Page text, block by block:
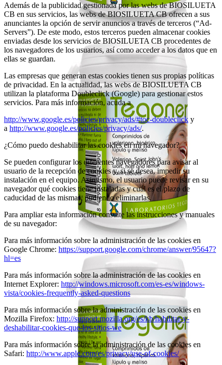
Además de la publicidad gestionada por las webs de BIOSILUETA
CB en sus servicios, las webs de BIOSILUETA CB ofrecen a sus
anunciantes la opción de servir anuncios a través de terceros (“Ad-
Servers”). De este modo, estos terceros pueden almacenar cookies
enviadas desde los servicios de BIOSILUETA CB procedentes de
los navegadores de los usuarios, así como acceder a los datos que en
ellas se guardan.
Las empresas que generan estas cookies tienen sus propias políticas
de privacidad. En la actualidad, las webs de BIOSILUETA CB
utilizan la plataforma Doubleclick (Google) para gestionar estos
servicios. Para más información, acuda a
http://www.google.es/policies/privacy/ads/#toc-doubleclick y
a http://www.google.es/policies/privacy/ads/.
¿Cómo puedo deshabilitar las cookies en mi navegador?
Se pueden configurar los diferentes navegadores para avisar al
usuario de la recepción de cookies y, si se desea, impedir su
instalación en el equipo. Asimismo, el usuario puede revisar en su
navegador qué cookies tiene instaladas y cuál es el plazo de
caducidad de las mismas, pudiendo eliminarlas.
Para ampliar esta información consulte las instrucciones y manuales
de su navegador:
Para más información sobre la administración de las cookies en
Google Chrome: https://support.google.com/chrome/answer/95647?
hl=es
Para más información sobre la administración de las cookies en
Internet Explorer: http://windows.microsoft.com/es-es/windows-
vista/cookies-frequently-asked-questions
Para más información sobre la administración de las cookies en
Mozilla Firefox: http://support.mozilla.org/es/kb/habilitar-y-
deshabilitar-cookies-que-los-sitios-we
Para más información sobre la administración de las cookies en
Safari: http://www.apple.com/es/privacy/use-of-cookies/